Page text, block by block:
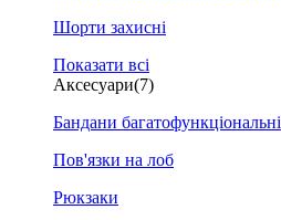
Шорти захисні
Показати всі
Аксесуари(7)
Бандани багатофункціональні
Пов'язки на лоб
Рюкзаки